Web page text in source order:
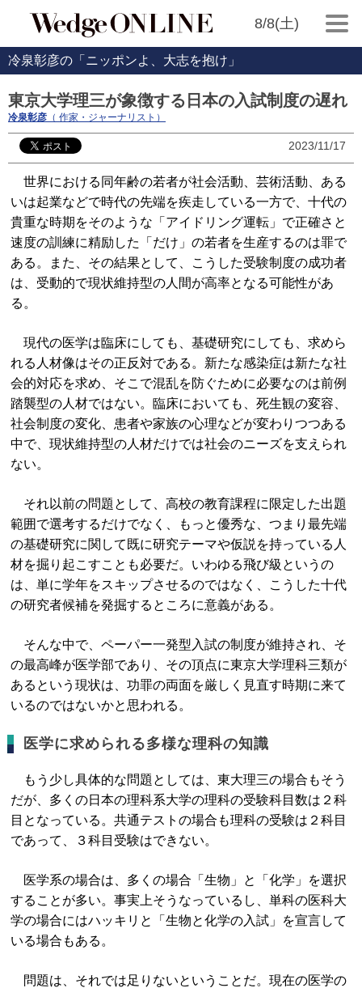
8/8(土)
冷泉彰彦の「ニッポンよ、大志を抱け」
東京大学理三が象徴する日本の入試制度の遅れ
冷泉彰彦 （ 作家・ジャーナリスト）
2023/11/17
世界における同年齢の若者が社会活動、芸術活動、ある
いは起業などで時代の先端を疾走している一方で、十代の
貴重な時期をそのような「アイドリング運転」で正確さと
速度の訓練に精励した「だけ」の若者を生産するのは罪で
ある。また、その結果として、こうした受験制度の成功者
は、受動的で現状維持型の人間が高率となる可能性があ
る。
現代の医学は臨床にしても、基礎研究にしても、求めら
れる人材像はその正反対である。新たな感染症は新たな社
会的対応を求め、そこで混乱を防ぐために必要なのは前例
踏襲型の人材ではない。臨床においても、死生観の変容、
社会制度の変化、患者や家族の心理などが変わりつつある
中で、現状維持型の人材だけでは社会のニーズを支えられ
ない。
それ以前の問題として、高校の教育課程に限定した出題
範囲で選考するだけでなく、もっと優秀な、つまり最先端
の基礎研究に関して既に研究テーマや仮説を持っている人
材を掘り起こすことも必要だ。いわゆる飛び級というの
は、単に学年をスキップさせるのではなく、こうした十代
の研究者候補を発掘するところに意義がある。
そんな中で、ペーパー一発型入試の制度が維持され、そ
の最高峰が医学部であり、その頂点に東京大学理科三類が
あるという現状は、功罪の両面を厳しく見直す時期に来て
いるのではないかと思われる。
医学に求められる多様な理科の知識
もう少し具体的な問題としては、東大理三の場合もそう
だが、多くの日本の理科系大学の理科の受験科目数は２科
目となっている。共通テストの場合も理科の受験は２科目
であって、３科目受験はできない。
医学系の場合は、多くの場合「生物」と「化学」を選択
することが多い。事実上そうなっているし、単科の医科大
学の場合にはハッキリと「生物と化学の入試」を宣言して
いる場合もある。
問題は、それでは足りないということだ。現在の医学の